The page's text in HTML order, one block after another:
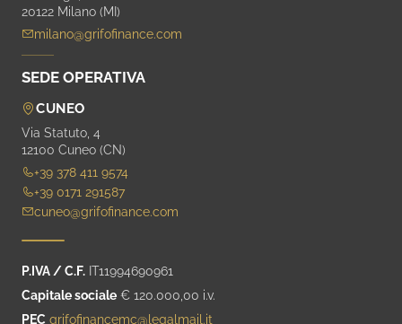
20122 Milano (MI)
milano@grifofinance.com
SEDE OPERATIVA
CUNEO
Via Statuto, 4
12100 Cuneo (CN)
+39 378 411 9574
+39 0171 291587
cuneo@grifofinance.com
P.IVA / C.F. IT11994690961
Capitale sociale € 120.000,00 i.v.
PEC grifofinancemc@legalmail.it